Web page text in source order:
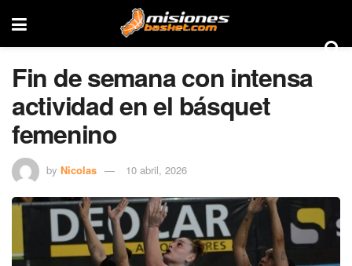
Fin de semana con intensa
actividad en el básquet
femenino
by Nicolas 10 abril, 2026